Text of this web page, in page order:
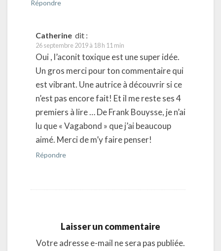
Répondre
Catherine dit :
26 septembre 2019 à 18 h 11 min
Oui , l’aconit toxique est une super idée.
Un gros merci pour ton commentaire qui
est vibrant. Une autrice à découvrir si ce
n’est pas encore fait! Et il me reste ses 4
premiers à lire … De Frank Bouysse, je n’ai
lu que « Vagabond » que j’ai beaucoup
aimé. Merci de m’y faire penser!
Répondre
Laisser un commentaire
Votre adresse e-mail ne sera pas publiée.